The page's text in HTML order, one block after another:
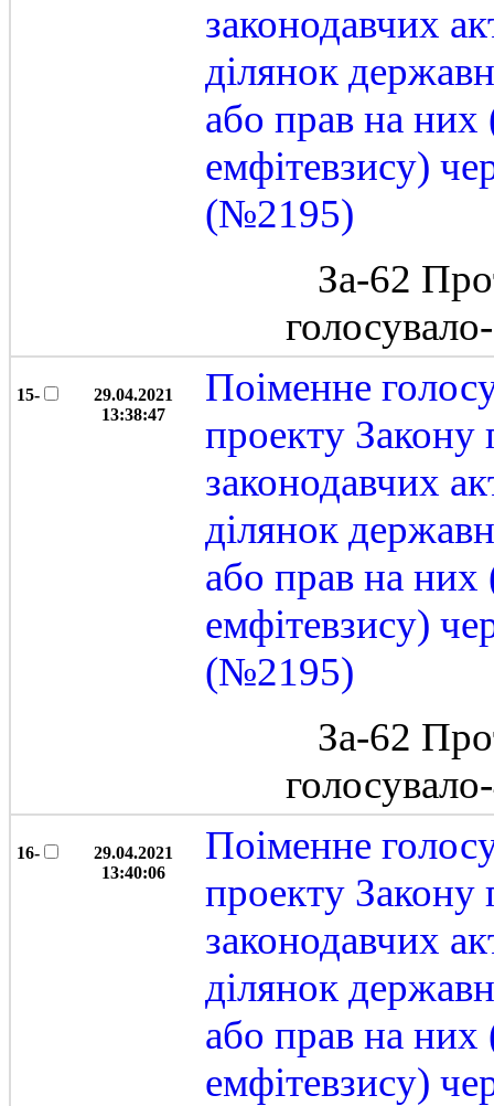
законодавчих
ділянок
або прав на
емфітевзису)
(№2195)
За-62
15-
29.04.2021
13:38:47
Поіменне
проекту Закону
законодавчих
ділянок
або прав на
емфітевзису)
(№2195)
За-62
16-
29.04.2021
13:40:06
Поіменне
проекту Закону
законодавчих
ділянок
або прав на
емфітевзису)